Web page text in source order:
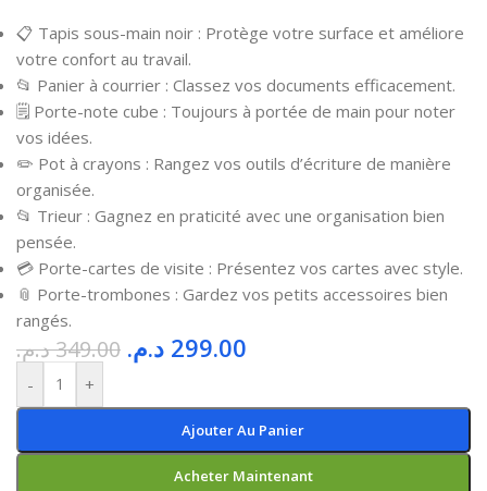
📋 Tapis sous-main noir : Protège votre surface et améliore
votre confort au travail.
📂 Panier à courrier : Classez vos documents efficacement.
🗒️ Porte-note cube : Toujours à portée de main pour noter
vos idées.
✏️ Pot à crayons : Rangez vos outils d’écriture de manière
organisée.
📂 Trieur : Gagnez en praticité avec une organisation bien
pensée.
💳 Porte-cartes de visite : Présentez vos cartes avec style.
📎 Porte-trombones : Gardez vos petits accessoires bien
rangés.
349.00د.م. 299.00 د.م.
- +
Ajouter Au Panier
Acheter Maintenant